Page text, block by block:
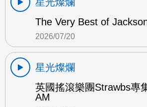
The Very Best of
2026/07/20
星光燦爛
英國搖滾樂團Strawbs專
AM